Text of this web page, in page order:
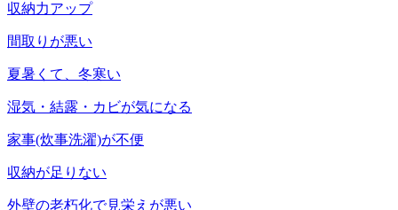
収納力アップ
間取りが悪い
夏暑くて、冬寒い
湿気・結露・カビが気になる
家事(炊事洗濯)が不便
収納が足りない
外壁の老朽化で見栄えが悪い